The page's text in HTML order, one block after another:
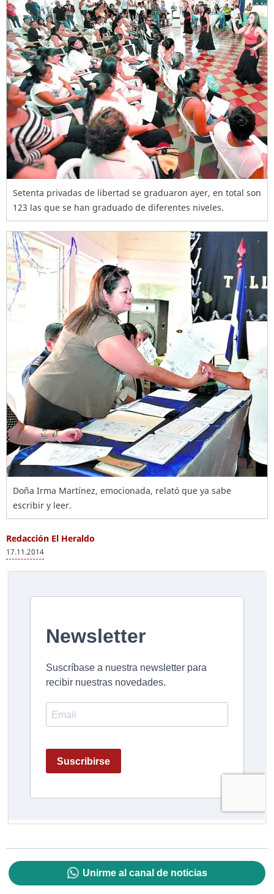
Setenta privadas de libertad se graduaron ayer, en total son
123 las que se han graduado de diferentes niveles.
Doña Irma Martínez, emocionada, relató que ya sabe
escribir y leer.
Redacción El Heraldo
17.11.2014
Unirme al canal de noticias